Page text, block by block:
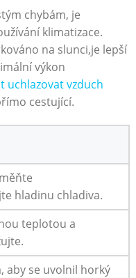
chybám, je
klimatizace.
na‌ slunci,je lepší⁤
výkon
​uchlazovat vzduch
cestující.
hladinu chladiva.
teplotou⁤ a
aby se uvolnil ​horký